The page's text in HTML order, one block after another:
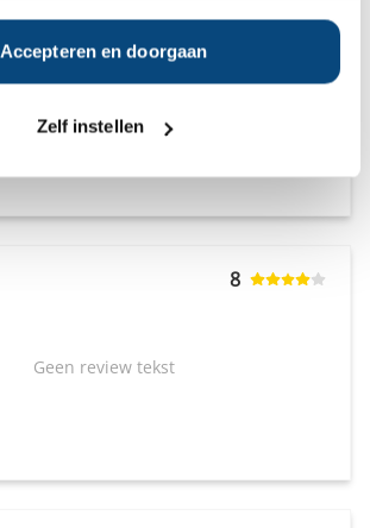
Accepteren en doorgaan
Zelf instellen
9
8
Geen review tekst